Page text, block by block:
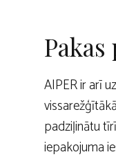
AIPER ir arī
padziļinātu
iepakojuma